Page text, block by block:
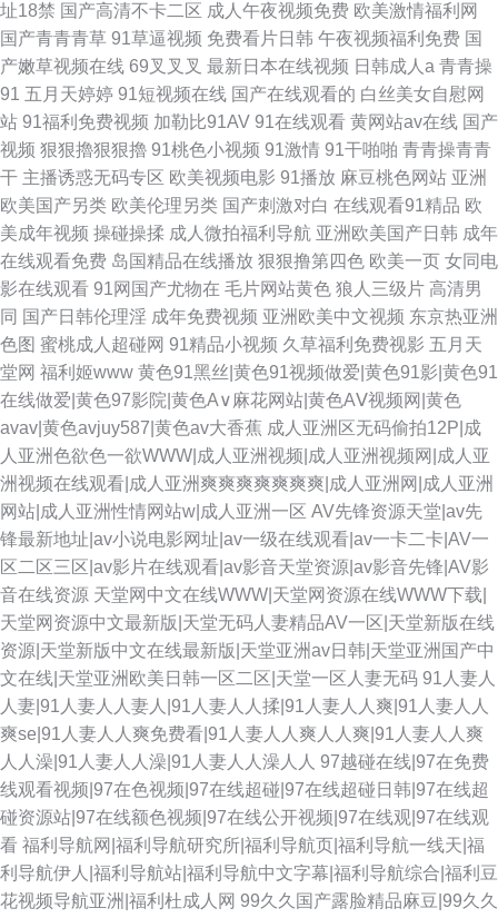
址18禁 国产高清不卡二区 成人午夜视频免费 欧美激情福利网
国产青青青草 91草逼视频 免费看片日韩 午夜视频福利免费 国
产嫩草视频在线 69叉叉叉 最新日本在线视频 日韩成人a 青青操
91 五月天婷婷 91短视频在线 国产在线观看的 白丝美女自慰网
站 91福利免费视频 加勒比91AV 91在线观看 黄网站av在线 国产
视频 狠狠擼狠狠擼 91桃色小视频 91激情 91干啪啪 青青操青青
干 主播诱惑无码专区 欧美视频电影 91播放 麻豆桃色网站 亚洲
欧美国产另类 欧美伦理另类 国产刺激对白 在线观看91精品 欧
美成年视频 操碰操揉 成人微拍福利导航 亚洲欧美国产日韩 成年
在线观看免费 岛国精品在线播放 狠狠撸第四色 欧美一页 女同电
影在线观看 91网国产尤物在 毛片网站黄色 狼人三级片 高清男
同 国产日韩伦理淫 成年免费视频 亚洲欧美中文视频 东京热亚洲
色图 蜜桃成人超碰网 91精品小视频 久草福利免费视影 五月天
堂网 福利姬www 黄色91黑丝|黄色91视频做爱|黄色91影|黄色91
在线做爱|黄色97影院|黄色A∨麻花网站|黄色AⅤ视频网|黄色
avav|黄色avjuy587|黄色av大香蕉 成人亚洲区无码偷拍12P|成
人亚洲色欲色一欲WWW|成人亚洲视频|成人亚洲视频网|成人亚
洲视频在线观看|成人亚洲爽爽爽爽爽爽爽|成人亚洲网|成人亚洲
网站|成人亚洲性情网站w|成人亚洲一区 AV先锋资源天堂|av先
锋最新地址|av小说电影网址|av一级在线观看|av一卡二卡|AV一
区二区三区|av影片在线观看|av影音天堂资源|av影音先锋|AV影
音在线资源 天堂网中文在线WWW|天堂网资源在线WWW下载|
天堂网资源中文最新版|天堂无码人妻精品AV一区|天堂新版在线
资源|天堂新版中文在线最新版|天堂亚洲av日韩|天堂亚洲国产中
文在线|天堂亚洲欧美日韩一区二区|天堂一区人妻无码 91人妻人
人妻|91人妻人人妻人|91人妻人人揉|91人妻人人爽|91人妻人人
爽se|91人妻人人爽免费看|91人妻人人爽人人爽|91人妻人人爽
人人澡|91人妻人人澡|91人妻人人澡人人 97越碰在线|97在免费
线观看视频|97在色视频|97在线超碰|97在线超碰日韩|97在线超
碰资源站|97在线额色视频|97在线公开视频|97在线观|97在线观
看 福利导航网|福利导航研究所|福利导航页|福利导航一线天|福
利导航伊人|福利导航站|福利导航中文字幕|福利导航综合|福利豆
花视频导航亚洲|福利杜成人网 99久久国产露脸精品麻豆|99久久